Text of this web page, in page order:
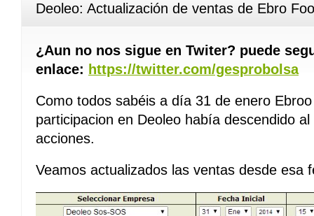
Deoleo: Actualización de ventas de Ebro
¿Aun no nos sigue en Twiter? puede
enlace: https://twitter.com/gesprobolsa
Como todos sabéis a día 31 de enero
participacion en Deoleo había descendido
acciones.
Veamos actualizados las ventas desde esa